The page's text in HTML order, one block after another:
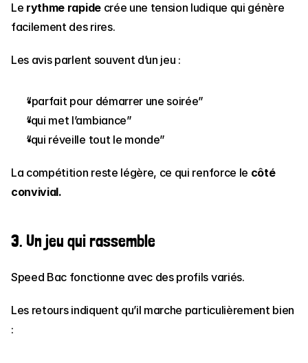
Le rythme rapide crée une tension ludique qui génère
facilement des rires.
Les avis parlent souvent d’un jeu :
“parfait pour démarrer une soirée”
“qui met l’ambiance”
“qui réveille tout le monde”
La compétition reste légère, ce qui renforce le côté
convivial.
3. Un jeu qui rassemble
Speed Bac fonctionne avec des profils variés.
Les retours indiquent qu’il marche particulièrement bien
: